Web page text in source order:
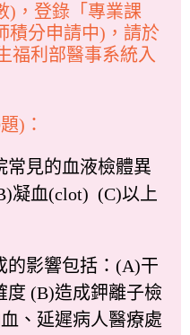
)，登錄「專業課
積分申請中)，請於
福利部醫事系統入
)：
常見的血液檢體異
凝血(clot) (C)以上
的影響包括：(A)干
度 (B)造成鉀離子檢
、延遲病人醫療處